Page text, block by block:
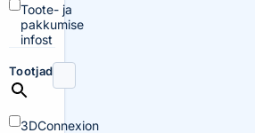
Toote- ja
pakkumise
infost
Tootjad
3DConnexion